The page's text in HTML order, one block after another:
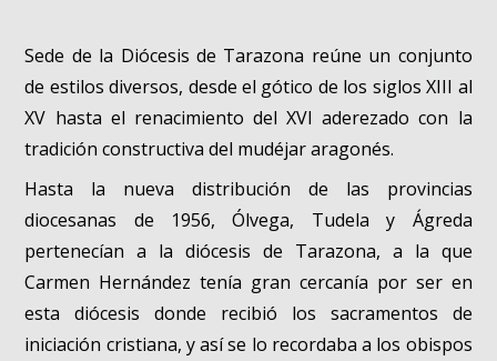
Sede de la Diócesis de Tarazona reúne un conjunto
de estilos diversos, desde el gótico de los siglos XIII al
XV hasta el renacimiento del XVI aderezado con la
tradición constructiva del mudéjar aragonés.
Hasta la nueva distribución de las provincias
diocesanas de 1956, Ólvega, Tudela y Ágreda
pertenecían a la diócesis de Tarazona, a la que
Carmen Hernández tenía gran cercanía por ser en
esta diócesis donde recibió los sacramentos de
iniciación cristiana, y así se lo recordaba a los obispos